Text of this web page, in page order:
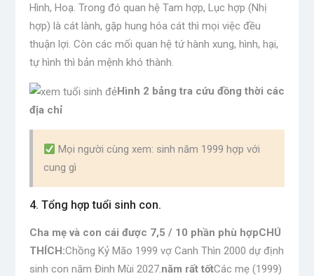
Hình, Hoạ. Trong đó quan hệ Tam hợp, Lục hợp (Nhị
hợp) là cát lành, gặp hung hóa cát thì mọi việc đều
thuận lợi. Còn các mối quan hệ tứ hành xung, hình, hại,
tự hình thì bản mệnh khó thành.
Hình 2 bảng tra cứu đồng thời các
địa chỉ
Mọi người cùng xem: sinh năm 1999 hợp với
cung gì
4. Tổng hợp tuổi sinh con.
Cha mẹ và con cái được 7,5 / 10 phần phù hợpCHÚ
THÍCH:Chồng Kỷ Mão 1999 vợ Canh Thìn 2000 dự định
sinh con năm Đinh Mùi 2027.năm rất tốtCác mẹ (1999)